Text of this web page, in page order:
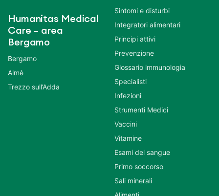
Humanitas Medical
Care – area
Bergamo
Bergamo
Almè
Trezzo sull’Adda
Sintomi e disturbi
Integratori alimentari
Principi attivi
Prevenzione
Glossario immunologia
Specialisti
Infezioni
Strumenti Medici
Vaccini
Vitamine
Esami del sangue
Primo soccorso
Sali minerali